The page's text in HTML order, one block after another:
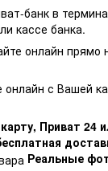
банк в
кассе банка.
онлайн прямо
онлайн с Вашей
Приват 24
Реальные